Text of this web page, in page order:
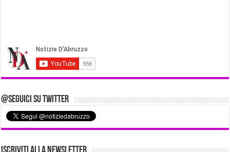
@Seguici su Twitter